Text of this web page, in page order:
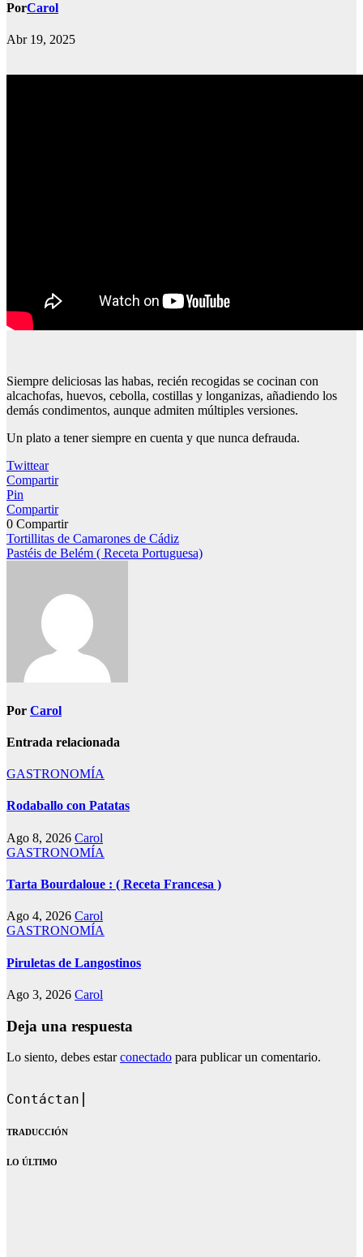
PorCarol
Abr 19, 2025
Siempre deliciosas las habas, recién recogidas se cocinan con
alcachofas, huevos, cebolla, costillas y longanizas, añadiendo los
demás condimentos, aunque admiten múltiples versiones.
Un plato a tener siempre en cuenta y que nunca defrauda.
Twittear
Compartir
Pin
Compartir
0 Compartir
Navegación
de
Tortillitas de Camarones de Cádiz
Pastéis de Belém ( Receta Portuguesa)
Por Carol
Entrada relacionada
GASTRONOMÍA
Rodaballo con Patatas
Ago 8, 2026 Carol
GASTRONOMÍA
Tarta Bourdaloue : ( Receta Francesa )
Ago 4, 2026 Carol
GASTRONOMÍA
Piruletas de Langostinos
Ago 3, 2026 Carol
Deja una respuesta
Lo siento, debes estarconectado para publicar un comentario.
Contáctanos en: dandoque
TRADUCCIÓN
LO ÚLTIMO